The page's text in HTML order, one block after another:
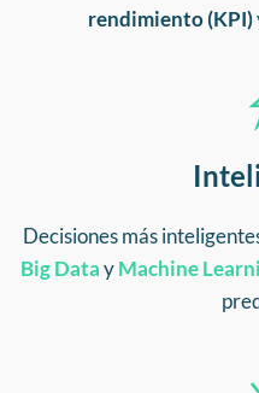
rendimiento (KPI)
Decisiones más
Big DatayMachine